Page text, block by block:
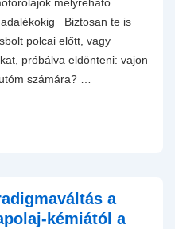
Biztosan te is
polcai előtt, vagy
próbálva eldönteni: vajon
számára? …
a
kémiától a